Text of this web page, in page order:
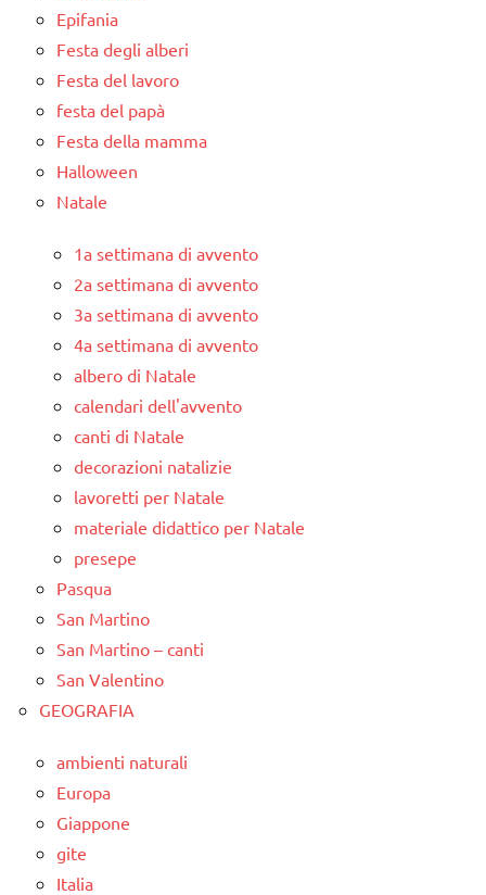
Epifania
Festa degli alberi
Festa del lavoro
festa del papà
Festa della mamma
Halloween
Natale
1a settimana di avvento
2a settimana di avvento
3a settimana di avvento
4a settimana di avvento
albero di Natale
calendari dell'avvento
canti di Natale
decorazioni natalizie
lavoretti per Natale
materiale didattico per Natale
presepe
Pasqua
San Martino
San Martino – canti
San Valentino
GEOGRAFIA
ambienti naturali
Europa
Giappone
gite
Italia